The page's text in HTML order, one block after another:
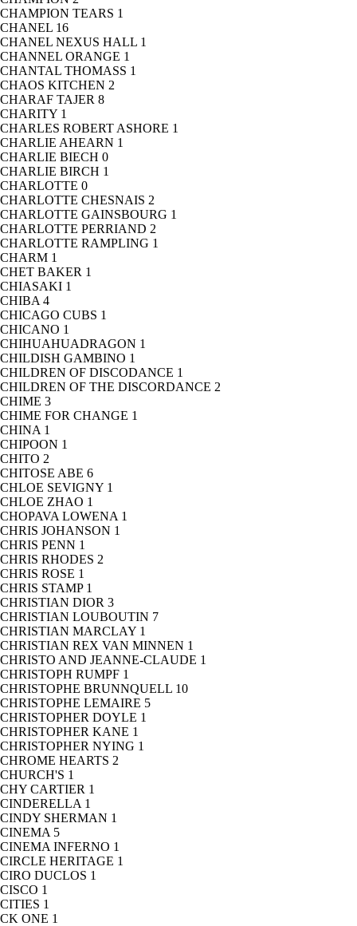
CHAMPION TEARS 1
CHANEL 16
CHANEL NEXUS HALL 1
CHANNEL ORANGE 1
CHANTAL THOMASS 1
CHAOS KITCHEN 2
CHARAF TAJER 8
CHARITY 1
CHARLES ROBERT ASHORE 1
CHARLIE AHEARN 1
CHARLIE BIECH 0
CHARLIE BIRCH 1
CHARLOTTE 0
CHARLOTTE CHESNAIS 2
CHARLOTTE GAINSBOURG 1
CHARLOTTE PERRIAND 2
CHARLOTTE RAMPLING 1
CHARM 1
CHET BAKER 1
CHIASAKI 1
CHIBA 4
CHICAGO CUBS 1
CHICANO 1
CHIHUAHUADRAGON 1
CHILDISH GAMBINO 1
CHILDREN OF DISCODANCE 1
CHILDREN OF THE DISCORDANCE 2
CHIME 3
CHIME FOR CHANGE 1
CHINA 1
CHIPOON 1
CHITO 2
CHITOSE ABE 6
CHLOE SEVIGNY 1
CHLOE ZHAO 1
CHOPAVA LOWENA 1
CHRIS JOHANSON 1
CHRIS PENN 1
CHRIS RHODES 2
CHRIS ROSE 1
CHRIS STAMP 1
CHRISTIAN DIOR 3
CHRISTIAN LOUBOUTIN 7
CHRISTIAN MARCLAY 1
CHRISTIAN REX VAN MINNEN 1
CHRISTO AND JEANNE-CLAUDE 1
CHRISTOPH RUMPF 1
CHRISTOPHE BRUNNQUELL 10
CHRISTOPHE LEMAIRE 5
CHRISTOPHER DOYLE 1
CHRISTOPHER KANE 1
CHRISTOPHER NYING 1
CHROME HEARTS 2
CHURCH'S 1
CHY CARTIER 1
CINDERELLA 1
CINDY SHERMAN 1
CINEMA 5
CINEMA INFERNO 1
CIRCLE HERITAGE 1
CIRO DUCLOS 1
CISCO 1
CITIES 1
CK ONE 1